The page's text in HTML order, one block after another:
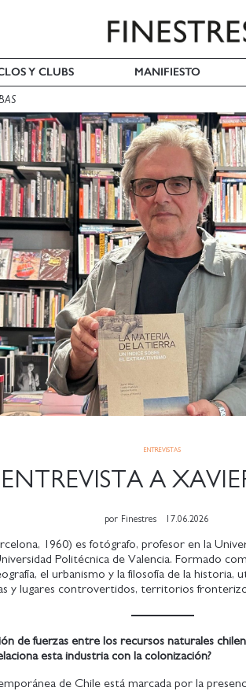
Y CLUBS MANIFIESTO
ENTREVISTAS
ENTREVISTA A
por Finestres 17.06.2026
1960) es fotógrafo, profesor en la
Politécnica de Valencia. Formado
el urbanismo y la filosofía de la historia,
y lugares controvertidos, territorios
de fuerzas entre los recursos naturales
esta industria con la colonización?
de Chile está marcada por la